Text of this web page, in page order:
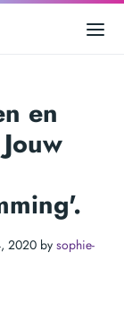
en
2020 by sophie-